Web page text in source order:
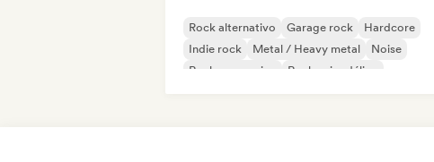
Rock alternativo Garage rock
Hardcore
Indie rock
Metal / Heavy metal
Noise
Rock progresivo
Rock psicodélico